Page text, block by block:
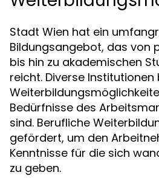
Stadt Wien hat ein
Bildungsangebot, das von
bis hin zu akademischen
reicht. Diverse
Bedürfnisse des
sind. Berufliche
gefördert, um den
Kenntnisse für die sich
zu geben.